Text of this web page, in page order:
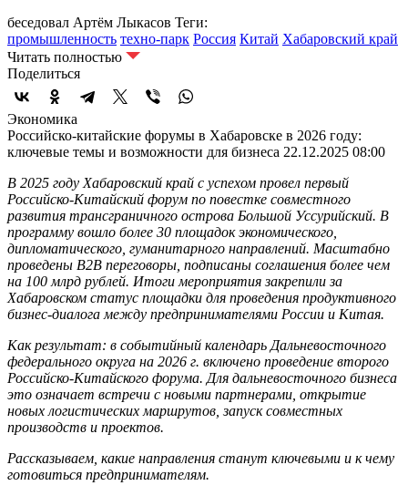
беседовал Артём Лыкасов Теги:
промышленность техно-парк Россия Китай Хабаровский край
Читать полностью
Поделиться
Экономика
Российско-китайские форумы в Хабаровске в 2026 году:
ключевые темы и возможности для бизнеса 22.12.2025 08:00
В 2025 году Хабаровский край с успехом провел первый
Российско-Китайский форум по повестке совместного
развития трансграничного острова Большой Уссурийский. В
программу вошло более 30 площадок экономического,
дипломатического, гуманитарного направлений. Масштабно
проведены B2B переговоры, подписаны соглашения более чем
на 100 млрд рублей. Итоги мероприятия закрепили за
Хабаровском статус площадки для проведения продуктивного
бизнес-диалога между предпринимателями России и Китая.
Как результат: в событийный календарь Дальневосточного
федерального округа на 2026 г. включено проведение второго
Российско-Китайского форума. Для дальневосточного бизнеса
это означает встречи с новыми партнерами, открытие
новых логистических маршрутов, запуск совместных
производств и проектов.
Рассказываем, какие направления станут ключевыми и к чему
готовиться предпринимателям.